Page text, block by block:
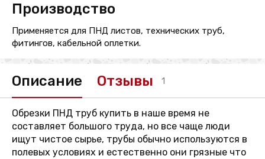
Производство
Применяется для ПНД листов, технических труб,
фитингов, кабельной оплетки.
Описание Отзывы 1
Обрезки ПНД труб купить в наше время не
составляет большого труда, но все чаще люди
ищут чистое сырье, трубы обычно используются в
полевых условиях и естественно они грязные что